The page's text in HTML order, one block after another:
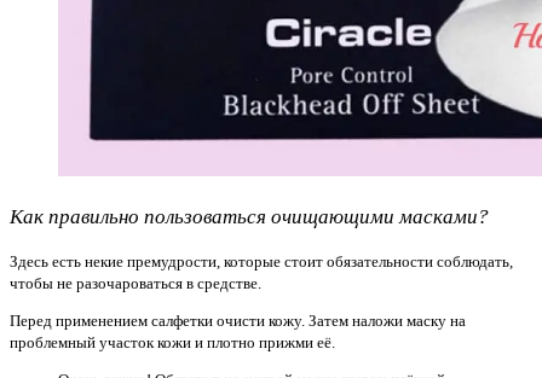
Как правильно пользоваться очищающими масками?
Здесь есть некие премудрости, которые стоит обязательности соблюдать,
чтобы не разочароваться в средстве.
Перед применением салфетки очисти кожу. Затем наложи маску на
проблемный участок кожи и плотно прижми её.